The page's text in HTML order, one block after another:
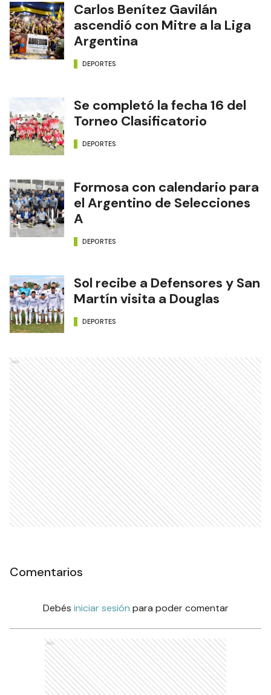
Carlos Benítez Gavilán
ascendió con Mitre a la Liga
Argentina
DEPORTES
Se completó la fecha 16 del
Torneo Clasificatorio
DEPORTES
Formosa con calendario para
el Argentino de Selecciones
A
DEPORTES
Sol recibe a Defensores y San
Martín visita a Douglas
DEPORTES
Ads
Comentarios
Debés iniciar sesión para poder comentar
Ads